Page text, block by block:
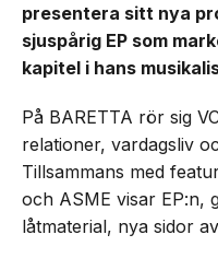
presentera sitt nya
sjuspårig EP som
kapitel i hans
På BARETTA rör sig
relationer, vardagsliv
Tillsammans med
och ASME visar EP:n,
låtmaterial, nya sidor